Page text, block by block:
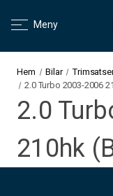
Meny
Hem Bilar
2.0 Turbo 2003-2006
2.0
210hk